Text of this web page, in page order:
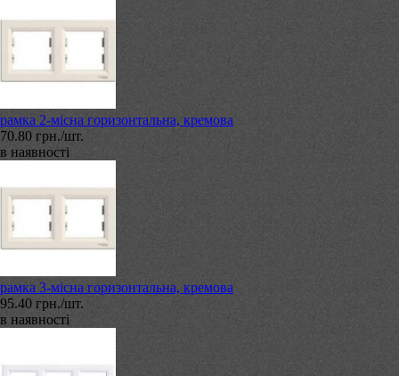
рамка 2-місна горизонтальна, кремова
70.80 грн./шт.
в наявності
рамка 3-місна горизонтальна, кремова
95.40 грн./шт.
в наявності